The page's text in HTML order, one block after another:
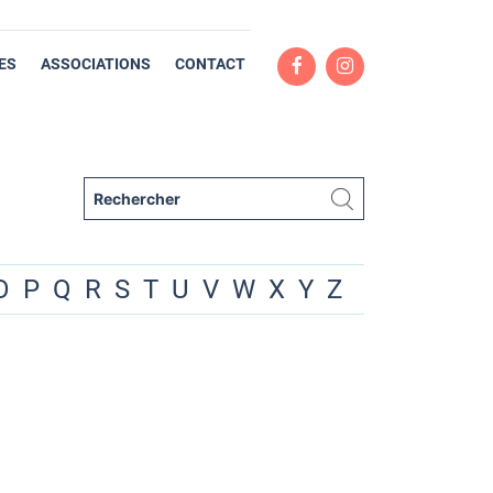
ASSOCIATIONS CONTACT
P Q R S T U V W X Y Z